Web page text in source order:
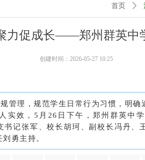
首页 ꄲ
力促成长——郑州群英中
管理，规范学生日常行为习惯，明确
实效， 5月26日下午，郑州群英中
书记张军、校长胡珂、副校长冯丹、
勇主持。
创建时间： 2026-05-27 10:25